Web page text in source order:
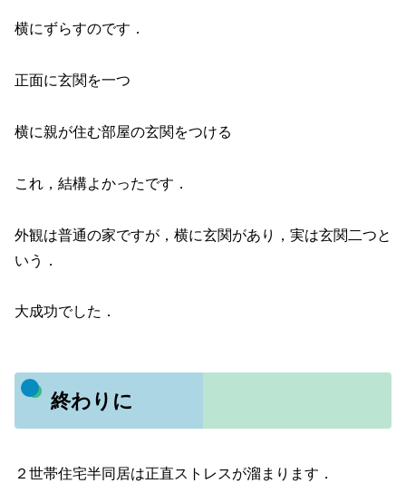
横にずらすのです．
正面に玄関を一つ
横に親が住む部屋の玄関をつける
これ，結構よかったです．
外観は普通の家ですが，横に玄関があり，実は玄関二つと
いう．
大成功でした．
終わりに
２世帯住宅半同居は正直ストレスが溜まります．